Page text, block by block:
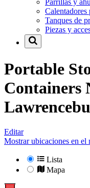
Parrillas y
Calentadores
Tanques de
Piezas y
Portable
Containers
Editar
Mostrar ubicaciones en el
Lista
Mapa